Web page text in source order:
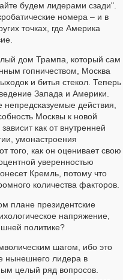
будем лидерами сзади".
номера – и в
точках, где Америка
дом Трампа, который сам
гопничеством, Москва
и битья стекол. Теперь
Запада и Америки.
действия,
Москвы к новой
как от внутренней
умонастроения
того, как он оценивает свою
уверенностью
Кремль, потому что
количества факторов.
плане президентские
напряжение,
политике?
шагом, ибо это
нынешнего лидера в
целый ряд вопросов.